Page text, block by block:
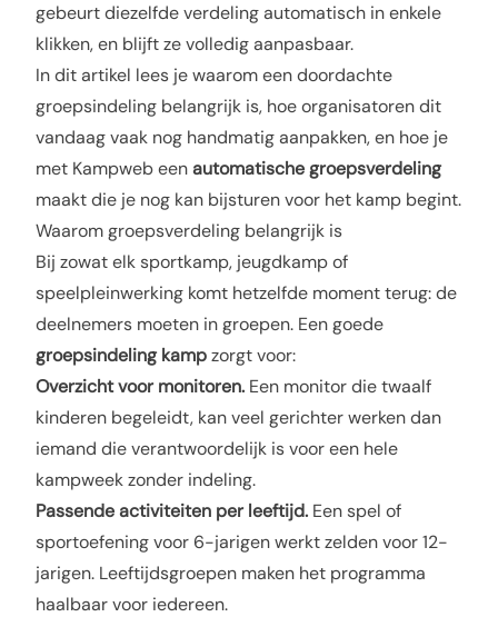
gebeurt diezelfde verdeling automatisch in enkele
klikken, en blijft ze volledig aanpasbaar.
In dit artikel lees je waarom een doordachte
groepsindeling belangrijk is, hoe organisatoren dit
vandaag vaak nog handmatig aanpakken, en hoe je
met Kampweb eenautomatische groepsverdeling
maakt die je nog kan bijsturen voor het kamp begint.
Waarom groepsverdeling belangrijk is
Bij zowat elk sportkamp, jeugdkamp of
speelpleinwerking komt hetzelfde moment terug: de
deelnemers moeten in groepen. Een goede
groepsindeling kampzorgt voor:
Overzicht voor monitoren. Een monitor die twaalf
kinderen begeleidt, kan veel gerichter werken dan
iemand die verantwoordelijk is voor een hele
kampweek zonder indeling.
Passende activiteiten per leeftijd. Een spel of
sportoefening voor 6-jarigen werkt zelden voor 12-
jarigen. Leeftijdsgroepen maken het programma
haalbaar voor iedereen.